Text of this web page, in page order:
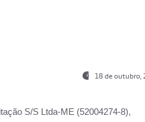
18 de outubro,
S/S Ltda-ME (52004274-8),